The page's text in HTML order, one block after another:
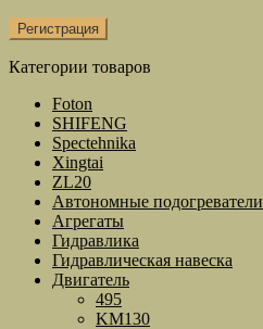
Регистрация
Категории товаров
Foton
SHIFENG
Spectehnika
Xingtai
ZL20
Автономные подогреватели
Агрегаты
Гидравлика
Гидравлическая навеска
Двигатель
495
KM130